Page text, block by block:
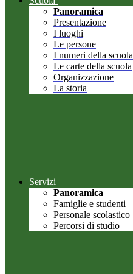
Panoramica
Presentazione
I luoghi
Le persone
I numeri della scuola
Le carte della scuola
Organizzazione
La storia
Servizi
Panoramica
Famiglie e studenti
Personale scolastico
Percorsi di studio